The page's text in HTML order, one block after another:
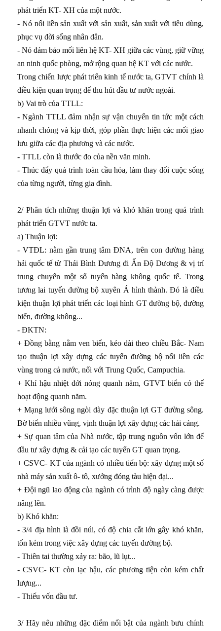
phát triển KT- XH của một nước.
- Nó nối liền sản xuất với sản xuất, sản xuất với tiêu dùng,
phục vụ đời sống nhân dân.
- Nó đảm bảo mối liên hệ KT- XH giữa các vùng, giữ vững
an ninh quốc phòng, mở rộng quan hệ KT với các nước.
Trong chiến lược phát triển kinh tế nước ta, GTVT chính là
điều kiện quan trọng để thu hút đầu tư nước ngoài.
b) Vai trò của TTLL:
- Ngành TTLL đảm nhận sự vận chuyển tin tức một cách
nhanh chóng và kịp thời, góp phần thực hiện các mối giao
lưu giữa các địa phương và các nước.
- TTLL còn là thước đo của nền văn minh.
- Thúc đẩy quá trình toàn cầu hóa, làm thay đổi cuộc sống
của từng người, từng gia đình.
2/ Phân tích những thuận lợi và khó khăn trong quá trình
phát triển GTVT nước ta.
a) Thuận lợi:
- VTĐL: nằm gần trung tâm ĐNA, trên con đường hàng
hải quốc tế từ Thái Bình Dương đi Ấn Độ Dương & vị trí
trung chuyển một số tuyến hàng không quốc tế. Trong
tương lai tuyến đường bộ xuyên Á hình thành. Đó là điều
kiện thuận lợi phát triển các loại hình GT đường bộ, đường
biển, đường không...
- ĐKTN:
+ Đồng bằng nằm ven biển, kéo dài theo chiều Bắc- Nam
tạo thuận lợi xây dựng các tuyến đường bộ nối liền các
vùng trong cả nước, nối với Trung Quốc, Campuchia.
+ Khí hậu nhiệt đới nóng quanh năm, GTVT biển có thể
hoạt động quanh năm.
+ Mạng lưới sông ngòi dày đặc thuận lợi GT đường sông.
Bờ biển nhiều vũng, vịnh thuận lợi xây dựng các hải cảng.
+ Sự quan tâm của Nhà nước, tập trung nguồn vốn lớn để
đầu tư xây dựng & cải tạo các tuyến GT quan trọng.
+ CSVC- KT của ngành có nhiều tiến bộ: xây dựng một số
nhà máy sản xuất ô- tô, xưởng đóng tàu hiện đại...
+ Đội ngũ lao động của ngành có trình độ ngày càng được
nâng lên.
b) Khó khăn:
- 3/4 địa hình là đồi núi, có độ chia cắt lớn gây khó khăn,
tốn kém trong việc xây dựng các tuyến đường bộ.
- Thiên tai thường xảy ra: bão, lũ lụt...
- CSVC- KT còn lạc hậu, các phương tiện còn kém chất
lượng...
- Thiếu vốn đầu tư.
3/ Hãy nêu những đặc điểm nổi bật của ngành bưu chính